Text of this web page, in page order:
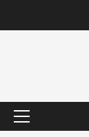
Primary